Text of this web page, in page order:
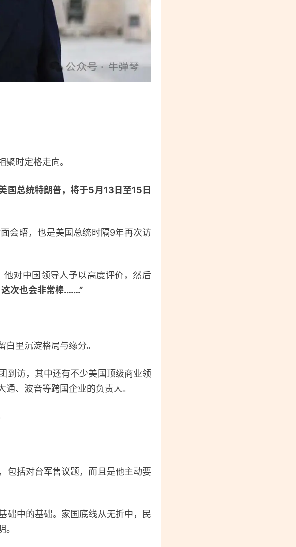
时定格走向。
国总统特朗普，将于5月13日至15日
会晤，也是美国总统时隔9年再次访
对中国领导人予以高度评价，然后
次也会非常棒.……”
里沉淀格局与缘分。
访，其中还有不少美国顶级商业领
、波音等跨国企业的负责人。
括对台军售议题，而且是他主动要
中的基础。家国底线从无折中，民